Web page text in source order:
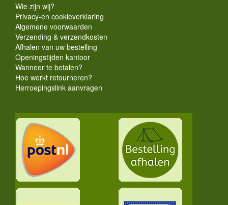
Wie zijn wij?
Privacy-en cookieverklaring
Algemene voorwaarden
Verzending & verzendkosten
Afhalen van uw bestelling
Openingstijden kantoor
Wanneer te betalen?
Hoe werkt retourneren?
Herroepingslink aanvragen